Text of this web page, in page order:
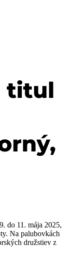
titul
do 11. mája 2025,
Na palubovkách
družstiev z